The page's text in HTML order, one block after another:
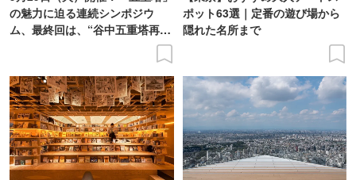
の魅力に迫る連続シンポジウ
ム、最終回は、“谷中五重塔再建
ポット63選｜定番の遊び場から
隠れた名所まで